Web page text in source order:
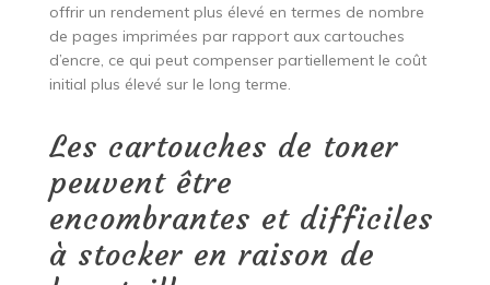
offrir un rendement plus élevé en termes de nombre
de pages imprimées par rapport aux cartouches
d’encre, ce qui peut compenser partiellement le coût
initial plus élevé sur le long terme.
Les cartouches de toner
peuvent être
encombrantes et difficiles
à stocker en raison de